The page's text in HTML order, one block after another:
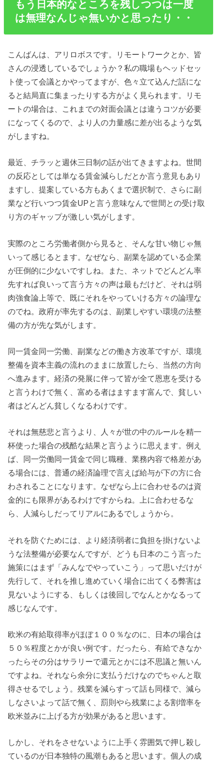
もう日本的なところを残しつつは一度
は無理なんじゃ無いかと思ったり・・
こんばんは、アリロボスです。リモートワークとか、皆
さんの浸透しているでしょうか？私の職場もヘッドセッ
ト使って会議とかやってますが、色々立て込んだ話にな
ると結局直に集まったりする方がよく見られます。リモ
ートの場合は、これまでの対面会議とは違うコツが必要
になってくるので、より人の力量感に差が出るような気
がしますね。
最近、チラッと週休三日制の話が出てきますよね。世間
の反応としては単なる賃金減らしだとか言う意見もあり
ますし、提案している方もあくまで選択制で、さらに副
業など行いつつ賃金UPと言う意味なんで世間との受け取
り方のギャップが激しい気がします。
実際のところ労働者側から見ると、そんな甘い物じゃ無
いって感じるとます。なぜなら、副業を認めている企業
が圧倒的に少ないですしね。また、ネットでどんどん率
先すれば良いって言う方々の声は最もだけど、それは弱
肉強食論上等で、既にそれをやっていける方々の論理な
のでね。政府が率先するのは、副業しやすい環境の法整
備の方が先な気がします。
同一賃金同一労働、副業などの働き方改革ですが、環境
整備を資本主義の流れのままに放置したら、当然の方向
へ進みます。経済の発展に伴って皆が全て恩恵を受ける
と言うわけで無く、富める者はますます富んで、貧しい
者はどんどん貧しくなるわけです。
それは無慈悲と言うより、人々が世の中のルールを精一
杯使った場合の残酷な結果と言うように思えます。例え
ば、同一労働同一賃金で同じ職種、業務内容で格差があ
る場合には、普通の経済論理で言えば給与が下の方に合
わされることになります。なぜなら上に合わせるのは資
金的にも限界があるわけですからね。上に合わせるな
ら、人減らしだってリアルにあるでしょうから。
それを防ぐためには、より経済弱者に負担を掛けないよ
うな法整備が必要なんですが、どうも日本のこう言った
施策にはまず「みんなでやっていこう」って思いだけが
先行して、それを推し進めていく場合に出てくる弊害は
見ないようにする、もしくは後回しでなんとかなるって
感じなんです。
欧米の有給取得率がほぼ１００％なのに、日本の場合は
５０％程度とかが良い例です。だったら、有給できなか
ったらその分はサラリーで還元とかには不思議と無いん
ですよね。それなら余分に支払うだけなのでちゃんと取
得させるでしょう。残業を減らすって話も同様で、減ら
しなさいよって話で無く、罰則やら残業による割増率を
欧米並みに上げる方が効果があると思います。
しかし、それをさせないように上手く雰囲気で押し殺し
ているのが日本独特の風潮もあると思います。個人の成